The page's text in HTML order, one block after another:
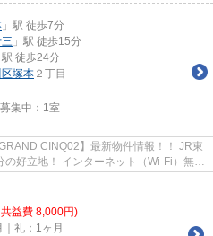
」駅 徒歩7分
」駅 徒歩15分
駅 徒歩24分
塚本 ２丁目
集中： 1室
CINQ02】最新物件情報！！ JR東
好立地！ インターネット（Wi-Fi）無料
益費 8,000円)
｜礼：1ヶ月